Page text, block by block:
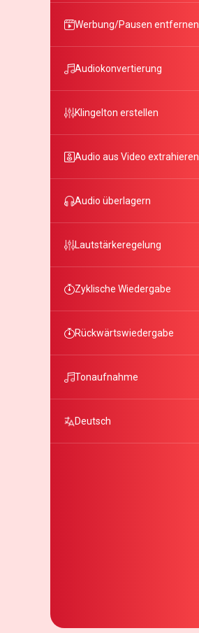
Werbung/Pausen entfernen
Audiokonvertierung
Klingelton erstellen
Audio aus Video extrahieren
Audio überlagern
Lautstärkeregelung
Zyklische Wiedergabe
Rückwärtswiedergabe
Tonaufnahme
Deutsch